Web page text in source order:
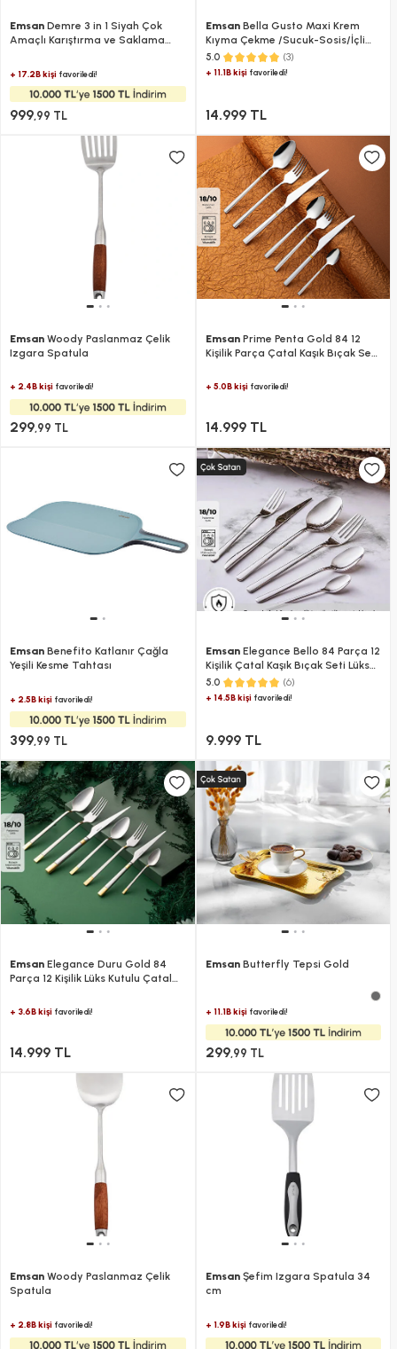
Emsan Demre 3 in 1 Siyah Çok
Amaçlı Karıştırma ve Saklama
+ 17.2B kişi favoriledi!
999,99 TL
EmsanBella Gusto Maxi Krem
Kıyma Çekme /Sucuk-Sosis/İçli
Köfte Aparatlı/Smooth Hazneli
Hamur Yoğurma Makinesi 1300W
5.0 (3)
+ 11.1B kişifavoriledi!
14.999 TL
Emsan Woody Paslanmaz Çelik
Izgara Spatula
+ 2.4B kişi favoriledi!
299,99 TL
EmsanPrime Penta Gold 84 12
Kişilik Parça Çatal Kaşık Bıçak Seti
+ 5.0B kişifavoriledi!
14.999 TL
Emsan Benefito Katlanır Çağla
Yeşili Kesme Tahtası
+ 2.5B kişi favoriledi!
399,99 TL
EmsanElegance Bello 84 Parça 12
Kişilik Çatal Kaşık Bıçak Seti Lüks
Kutulu
5.0 (6)
+ 14.5B kişifavoriledi!
9.999 TL
Emsan Elegance Duru Gold 84
Parça 12 Kişilik Lüks Kutulu Çatal
+ 3.6B kişi favoriledi!
14.999 TL
EmsanButterfly Tepsi Gold
+ 11.1B kişifavoriledi!
299,99 TL
Emsan Woody Paslanmaz Çelik
Spatula
+ 2.8B kişi favoriledi!
EmsanŞefim Izgara Spatula 34
cm
+ 1.9B kişifavoriledi!